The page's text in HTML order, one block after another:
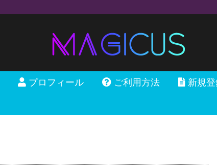
プロフィール ご利用方法 新規